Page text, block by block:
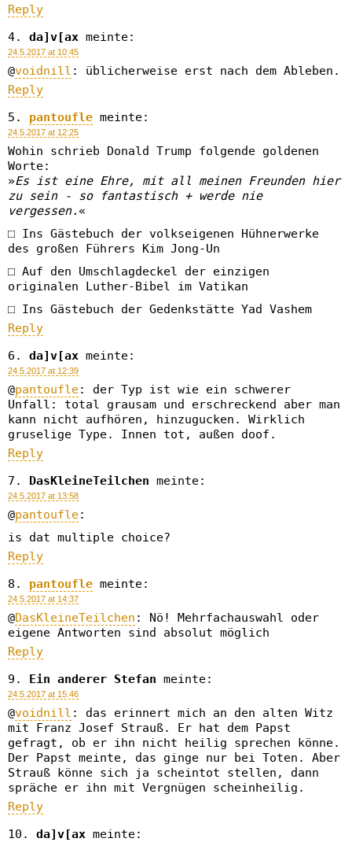
Reply
da]v[ax meinte:
24.5.2017 at 10:45
@voidnill : üblicherweise erst nach dem Ableben.
Reply
pantoufle meinte:
24.5.2017 at 12:25
Wohin schrieb Donald Trump folgende goldenen
Worte:
»Es ist eine Ehre, mit all meinen Freunden hier
zu sein - so fantastisch + werde nie
vergessen. «
□ Ins Gästebuch der volkseigenen Hühnerwerke
des großen Führers Kim Jong-Un
□ Auf den Umschlagdeckel der einzigen
originalen Luther-Bibel im Vatikan
□ Ins Gästebuch der Gedenkstätte Yad Vashem
Reply
da]v[ax meinte:
24.5.2017 at 12:39
@pantoufle: der Typ ist wie ein schwerer
Unfall: total grausam und erschreckend aber man
kann nicht aufhören, hinzugucken. Wirklich
gruselige Type. Innen tot, außen doof.
Reply
DasKleineTeilchen meinte:
24.5.2017 at 13:58
@pantoufle:
is dat multiple choice?
Reply
pantoufle meinte:
24.5.2017 at 14:37
@DasKleineTeilchen : Nö! Mehrfachauswahl oder
eigene Antworten sind absolut möglich
Reply
Ein anderer Stefan meinte:
24.5.2017 at 15:46
@voidnill : das erinnert mich an den alten Witz
mit Franz Josef Strauß. Er hat dem Papst
gefragt, ob er ihn nicht heilig sprechen könne.
Der Papst meinte, das ginge nur bei Toten. Aber
Strauß könne sich ja scheintot stellen, dann
spräche er ihn mit Vergnügen scheinheilig.
Reply
da]v[ax meinte: